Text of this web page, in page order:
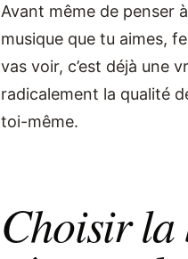
Avant même de penser
musique que tu aimes,
vas voir, c’est déjà une
radicalement la qualité
toi-même.
Choisir la